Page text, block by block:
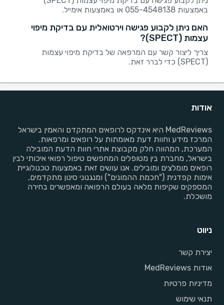
באמצעות 055-4548138 או באמצעות אימייל.
האם ניתן לקבוע פגישה וירטואלית עם בדיקת מיפוי
עצמות (SPECT)?
צריך ליצור קשר עם המרפאה של בדיקת מיפוי עצמות
(SPECT) כדי לברר זאת.
אודות
MedReviews היא אינדקס לרופאים המתקדם והאמין בישראל
המרכז מידע וחוות דעת מאומתות על רופאים ומרפאות.
המערכת, המהווה חלק מקבוצת אתרי חוות הדעת המובילה
בישראל, מחברת בין מטופלים המחפשים טיפול רפואי איכותי לבין
רופאים מומלצים ומובילים. אנו עושים זאת באמצעות טכנולוגיית
אימות קפדנית ("חכמת ההמונים") ומנגנוני סינון מתקדמים,
המספקים שקיפות מלאה בעולם הרפואה ומאפשרים בחירה
מושכלת.
ניווט
יצירת קשר
אודות MedReviews
מדיניות פרטיות
תנאי שימוש